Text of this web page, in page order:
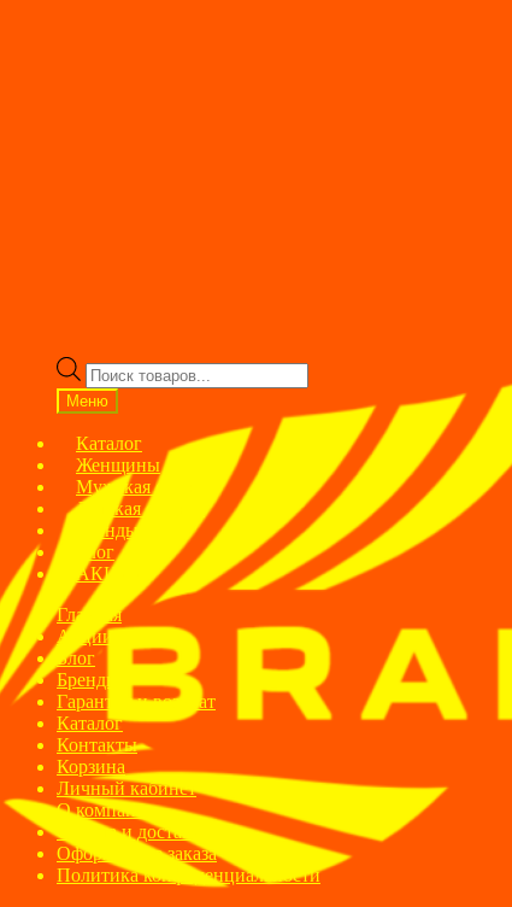
Поиск
товаров
Меню
Каталог
Женщины
Мужская одежда
Детская одежда
Бренды
Блог
АКЦИИ
Главная
Акции
Блог
Бренды
Гарантия и возврат
Каталог
Контакты
Корзина
Личный кабинет
О компании
Оплата и доставка
Оформление заказа
Политика конфиденциальности